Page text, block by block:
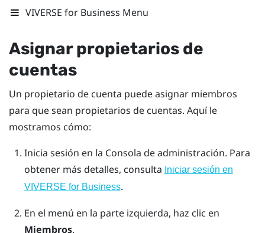
VIVERSE for Business Menu
Asignar propietarios de
cuentas
Un propietario de cuenta puede asignar miembros
para que sean propietarios de cuentas. Aquí le
mostramos cómo:
Inicia sesión en la Consola de administración. Para
obtener más detalles, consulta Iniciar sesión en
VIVERSE for Business.
En el menú en la parte izquierda, haz clic en
Miembros.